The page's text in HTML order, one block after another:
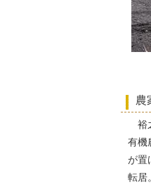
農
裕
有機
が置
転居